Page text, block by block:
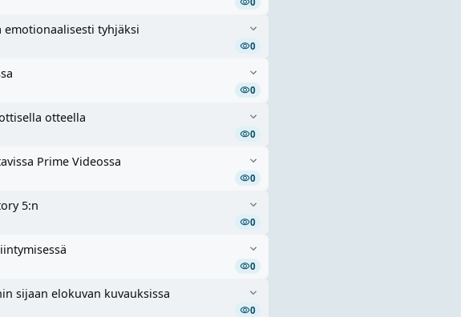
tyhjäksi
0
0
otteella
0
Prime Videossa
0
5:n
0
0
sijaan elokuvan kuvauksissa
0